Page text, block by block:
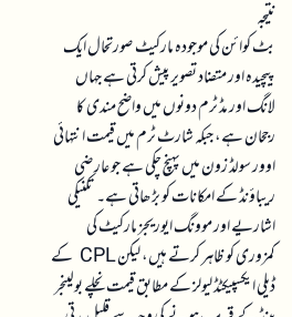
نتیجہ
بٹ کوائن کی موجودہ مارکیٹ صورتحال ایک
پیچیدہ اور متضاد تصویر پیش کرتی ہے جہاں
لانگ اور مڈ ٹرم دونوں میں واضح مندی کا
رجحان ہے، جبکہ شارٹ ٹرم میں قیمت انتہائی
اوور سولڈ زون میں پہنچ چکی ہے جو عارضی
ریباؤنڈ کے امکانات کو بڑھاتی ہے۔ تکنیکی
اشاریے اور موونگ ایوریجز مارکیٹ کی
کمزوری کو ظاہر کرتے ہیں، لیکن CPL کے
ڈیلی ایکسپیکٹڈ لیولز کے مطابق قیمت نچلے بولینجر